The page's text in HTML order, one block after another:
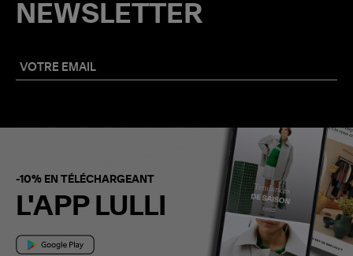
NEWSLETTER
-10% EN TÉLÉCHARGEANT
L'APP LULLI